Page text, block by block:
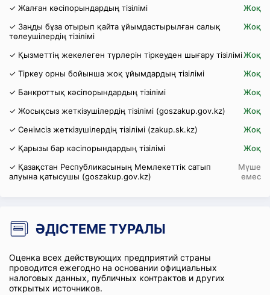
✓ Жалған кәсіпорындардың тізілімі
Жоқ
✓ Заңды бұза отырып қайта ұйымдастырылған салық
төлеушілердің тізілімі
Жоқ
✓ Қызметтің жекелеген түрлерін тіркеуден шығару тізіліміЖоқ
✓ Тіркеу орны бойынша жоқ ұйымдардың тізілімі
Жоқ
✓ Банкроттық кәсіпорындардың тізілімі
Жоқ
✓ Жосықсыз жеткізушілердің тізілімі (goszakup.gov.kz)
Жоқ
✓ Сенімсіз жеткізушілердің тізілімі (zakup.sk.kz)
Жоқ
✓ Қарызы бар кәсіпорындардың тізілімі
Жоқ
✓ Қазақстан Республикасының Мемлекеттік сатып
алуына қатысушы (goszakup.gov.kz)
Мүше
емес
ӘДІСТЕМЕ ТУРАЛЫ
Оценка всех действующих предприятий страны
проводится ежегодно на основании официальных
налоговых данных, публичных контрактов и других
открытых источников.